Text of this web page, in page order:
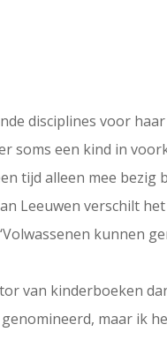
disciplines voor
soms een kind in
tijd alleen mee bezig
Leeuwen verschilt
kunnen
van kinderboeken
maar ik